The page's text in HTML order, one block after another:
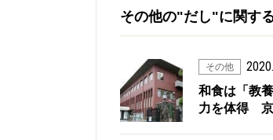
その他の"だし"に関す
その他
和食は「教
力を体得